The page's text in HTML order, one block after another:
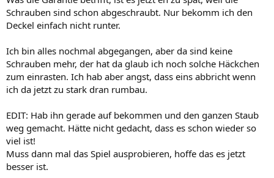
Schrauben sind schon abgeschraubt. Nur bekomm ich den
Deckel einfach nicht runter.
Ich bin alles nochmal abgegangen, aber da sind keine
Schrauben mehr, der hat da glaub ich noch solche Häckchen
zum einrasten. Ich hab aber angst, dass eins abbricht wenn
ich da jetzt zu stark dran rumbau.
EDIT: Hab ihn gerade auf bekommen und den ganzen Staub
weg gemacht. Hätte nicht gedacht, dass es schon wieder so
viel ist!
Muss dann mal das Spiel ausprobieren, hoffe das es jetzt
besser ist.